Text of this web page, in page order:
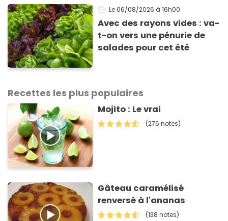
Le 06/08/2026 à 16h00
Avec des rayons vides : va-
t-on vers une pénurie de
salades pour cet été
Recettes les plus populaires
Mojito : Le vrai
(276 notes)
Gâteau caramélisé
renversé à l'ananas
(138 notes)